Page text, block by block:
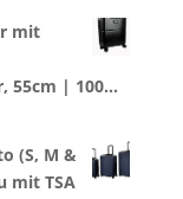
mit
55cm | 100…
(S, M &
mit TSA